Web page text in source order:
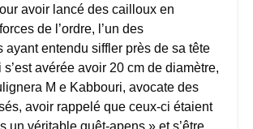
avoir lancé des cailloux en
de l’ordre, l’un des
ayant entendu siffler près de sa tête
avérée avoir 20 cm de diamètre,
M e Kabbouri, avocate des
avoir rappelé que ceux-ci étaient
un véritable guêt-apens » et s’être